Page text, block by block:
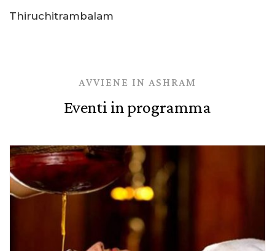
Thiruchitrambalam
AVVIENE IN ASHRAM
Eventi in programma